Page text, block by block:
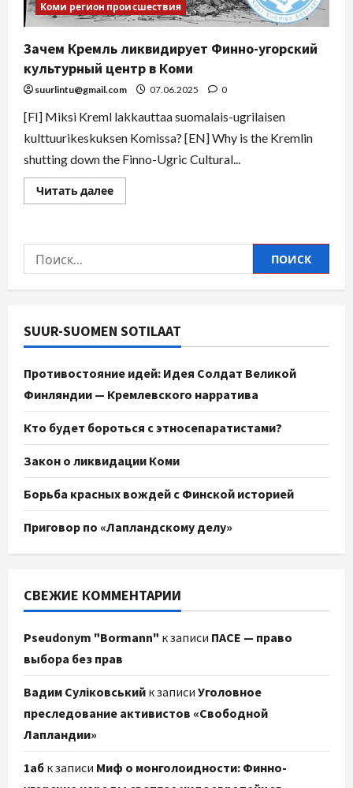
Коми регион происшествия
Зачем Кремль ликвидирует Финно-угорский
культурный центр в Коми
suurlintu@gmail.com 07.06.2025 0
[FI] Miksi Kreml lakkauttaa suomalais-ugrilaisen
kulttuurikeskuksen Komissa? [EN] Why is the Kremlin
shutting down the Finno-Ugric Cultural...
Читать далее
SUUR-SUOMEN SOTILAAT
Противостояние идей: Идея Солдат Великой
Финляндии — Кремлевского нарратива
Кто будет бороться с этносепаратистами?
Закон о ликвидации Коми
Борьба красных вождей с Финской историей
Приговор по «Лапландскому делу»
СВЕЖИЕ КОММЕНТАРИИ
Pseudonym "Bormann" к записи ПАСЕ — право
выбора без прав
Вадим Суліковський к записи Уголовное
преследование активистов «Свободной
Лапландии»
1аб к записи Миф о монголоидности: Финно-